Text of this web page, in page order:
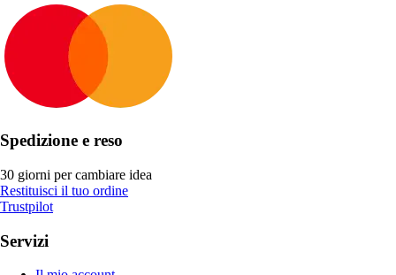
Spedizione e reso
30 giorni per cambiare idea
Restituisci il tuo ordine
Trustpilot
Servizi